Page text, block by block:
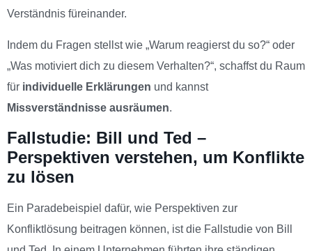
Verständnis füreinander.
Indem du Fragen stellst wie „Warum reagierst du so?“ oder
„Was motiviert dich zu diesem Verhalten?“, schaffst du Raum
für individuelle Erklärungen und kannst
Missverständnisse ausräumen.
Fallstudie: Bill und Ted –
Perspektiven verstehen, um Konflikte
zu lösen
Ein Paradebeispiel dafür, wie Perspektiven zur
Konfliktlösung beitragen können, ist die Fallstudie von Bill